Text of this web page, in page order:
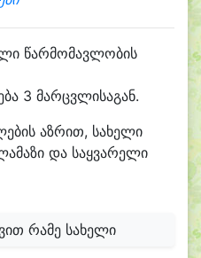
წარმომავლობის
3 მარცვლისაგან.
აზრით, სახელი
და საყვარელი
რამე სახელი